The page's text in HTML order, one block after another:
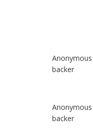
Anonymous
backer
Anonymous
backer